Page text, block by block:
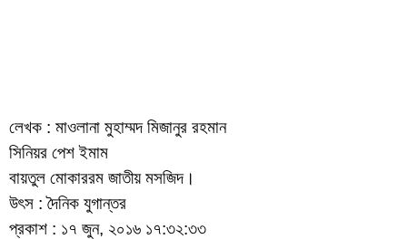
লেখক : মাওলানা মুহাম্মদ মিজানুর রহমান
সিনিয়র পেশ ইমাম
বায়তুল মোকাররম জাতীয় মসজিদ।
উৎস : দৈনিক যুগান্তর
প্রকাশ : ১৭ জুন, ২০১৬ ১৭:৩২:৩৩